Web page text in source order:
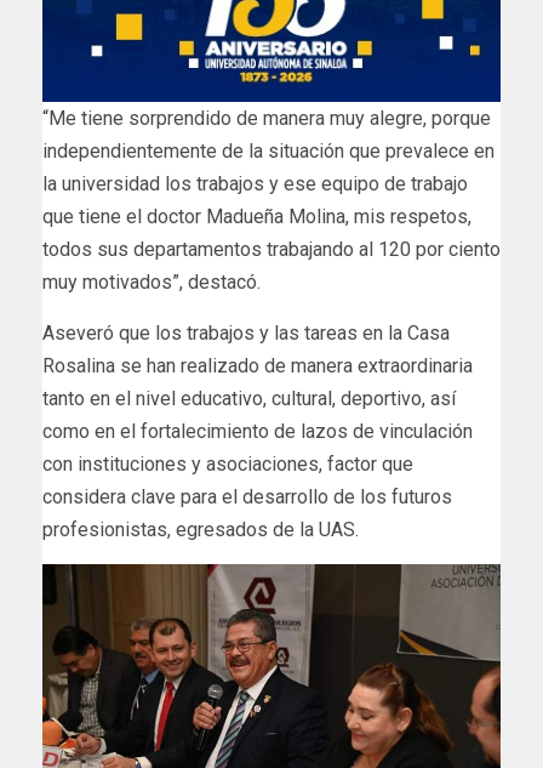
“Me tiene sorprendido de manera muy alegre, porque
independientemente de la situación que prevalece en
la universidad los trabajos y ese equipo de trabajo
que tiene el doctor Madueña Molina, mis respetos,
todos sus departamentos trabajando al 120 por ciento
muy motivados”, destacó.
Aseveró que los trabajos y las tareas en la Casa
Rosalina se han realizado de manera extraordinaria
tanto en el nivel educativo, cultural, deportivo, así
como en el fortalecimiento de lazos de vinculación
con instituciones y asociaciones, factor que
considera clave para el desarrollo de los futuros
profesionistas, egresados de la UAS.